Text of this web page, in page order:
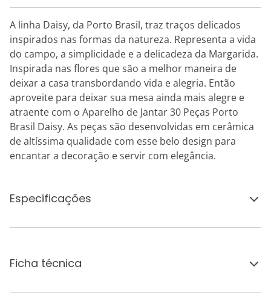
A linha Daisy, da Porto Brasil, traz traços delicados
inspirados nas formas da natureza. Representa a vida
do campo, a simplicidade e a delicadeza da Margarida.
Inspirada nas flores que são a melhor maneira de
deixar a casa transbordando vida e alegria. Então
aproveite para deixar sua mesa ainda mais alegre e
atraente com o Aparelho de Jantar 30 Peças Porto
Brasil Daisy. As peças são desenvolvidas em cerâmica
de altíssima qualidade com esse belo design para
encantar a decoração e servir com elegância.
Especificações
Ficha técnica